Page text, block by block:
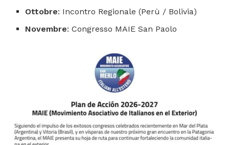
Ottobre: Incontro Regionale (Perù / Bolivia)
Novembre: Congresso MAIE San Paolo